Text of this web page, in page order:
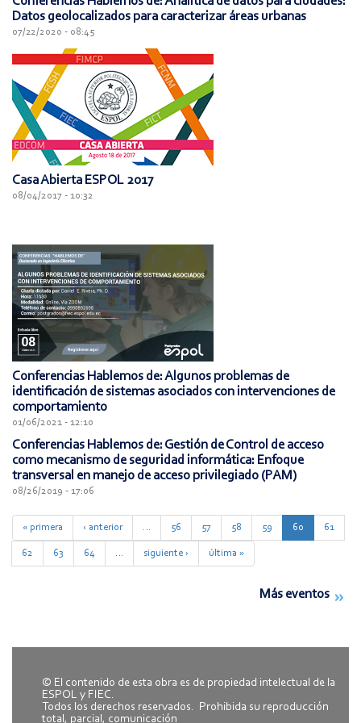
Datos geolocalizados para caracterizar áreas urbanas
07/22/2020 - 08:45
Casa Abierta ESPOL 2017
08/04/2017 - 10:32
Conferencias Hablemos de: Algunos problemas de
identificación de sistemas asociados con intervenciones de
comportamiento
01/06/2021 - 12:10
Conferencias Hablemos de: Gestión de Control de acceso
como mecanismo de seguridad informática: Enfoque
transversal en manejo de acceso privilegiado (PAM)
08/26/2019 - 17:06
« primera ‹ anterior 56 57 58 59 60 61
62 63 64 siguiente › última »
Más eventos
© El contenido de esta obra es de propiedad intelectual de la
ESPOL y FIEC.
Todos los derechos reservados. Prohibida su reproducción
total, parcial, comunicación